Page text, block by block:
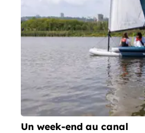
Un week-end au canal